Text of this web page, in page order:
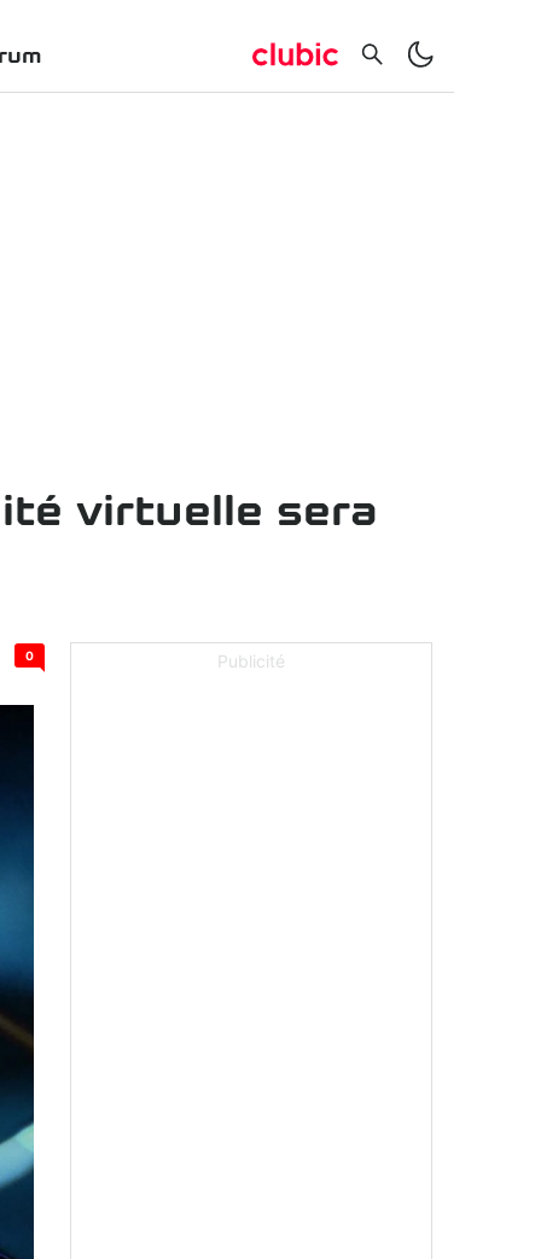
virtuelle sera
0 Publicité